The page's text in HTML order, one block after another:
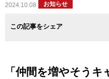
2024.10.08 お知らせ
この記事をシェア
「仲間を増やそう